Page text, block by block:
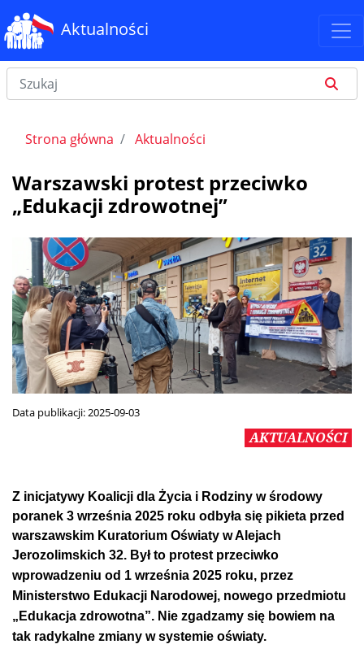
Aktualności
Strona główna Aktualności
Warszawski protest przeciwko
„Edukacji zdrowotnej”
Data publikacji:2025-09-03
AKTUALNOŚCI
Z inicjatywy Koalicji dla Życia i Rodziny w środowy
poranek 3 września 2025 roku odbyła się pikieta przed
warszawskim Kuratorium Oświaty w Alejach
Jerozolimskich 32. Był to protest przeciwko
wprowadzeniu od 1 września 2025 roku, przez
Ministerstwo Edukacji Narodowej, nowego przedmiotu
„Edukacja zdrowotna”. Nie zgadzamy się bowiem na
tak radykalne zmiany w systemie oświaty.